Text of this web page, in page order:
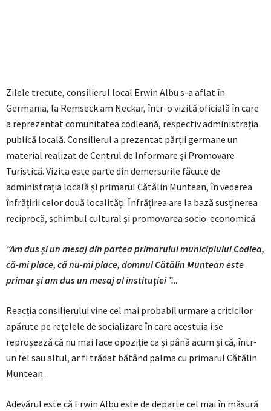
Zilele trecute, consilierul local Erwin Albu s-a aflat în
Germania, la Remseck am Neckar, într-o vizită oficială în care
a reprezentat comunitatea codleană, respectiv administrația
publică locală. Consilierul a prezentat părții germane un
material realizat de Centrul de Informare și Promovare
Turistică. Vizita este parte din demersurile făcute de
administrația locală și primarul Cătălin Muntean, în vederea
înfrățirii celor două localități. Înfrățirea are la bază susținerea
reciprocă, schimbul cultural și promovarea socio-economică.
”Am dus și un mesaj din partea primarului municipiului Codlea,
că-mi place, că nu-mi place, domnul Cătălin Muntean este
primar și am dus un mesaj al instituției ”...
Reacția consilierului vine cel mai probabil urmare a criticilor
apărute pe rețelele de socializare în care acestuia i se
reproșează că nu mai face opoziție ca și până acum și că, într-
un fel sau altul, ar fi trădat bătând palma cu primarul Cătălin
Muntean.
Adevărul este că Erwin Albu este de departe cel mai în măsură